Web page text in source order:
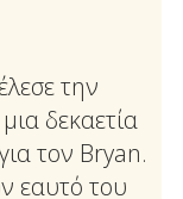
την
δεκαετία
τον Bryan.
εαυτό του